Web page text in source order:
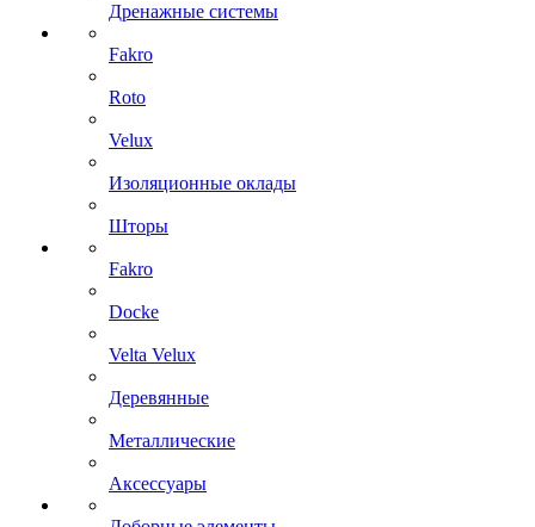
Дренажные системы
Fakro
Roto
Velux
Изоляционные оклады
Шторы
Fakro
Docke
Velta Velux
Деревянные
Металлические
Аксессуары